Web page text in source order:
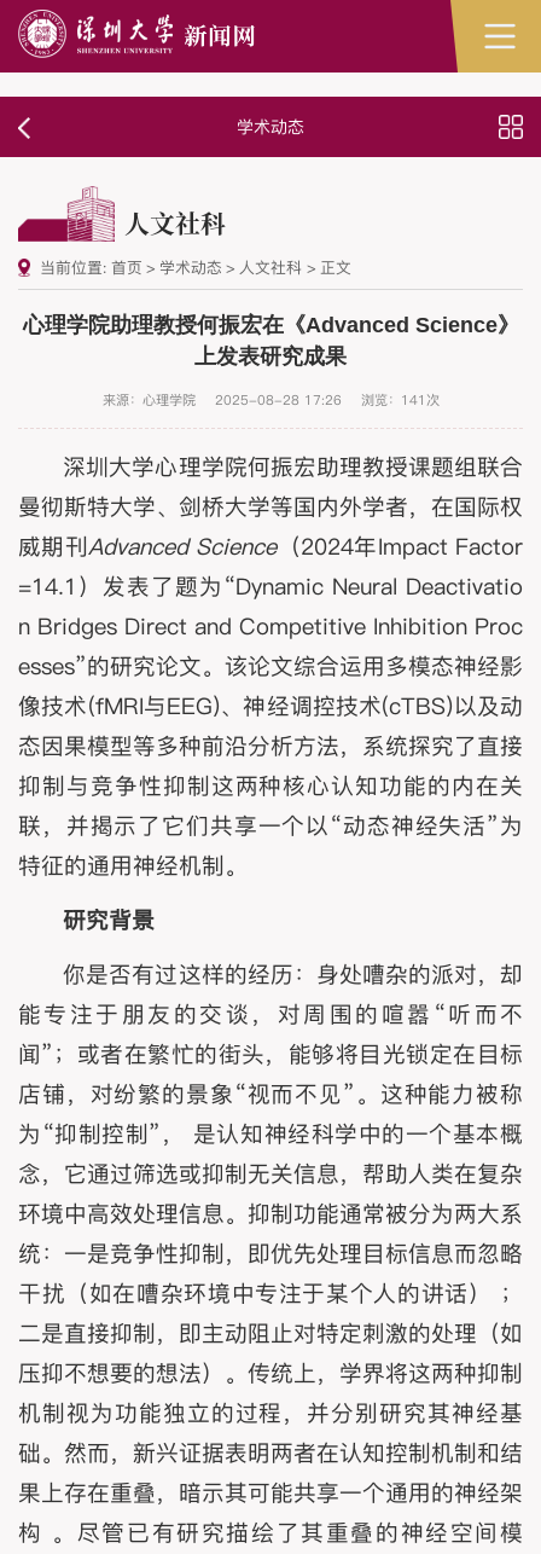
学术动态
人文社科
当前位置: 首页 > 学术动态 > 人文社科 > 正文
心理学院助理教授何振宏在《Advanced Science》
上发表研究成果
来源：心理学院 2025-08-28 17:26 浏览： 141 次
深圳大学心理学院何振宏助理教授课题组联合
曼彻斯特大学、剑桥大学等国内外学者，在国际权
威期刊Advanced Science（2024年Impact Factor
=14.1）发表了题为“Dynamic Neural Deactivatio
n Bridges Direct and Competitive Inhibition Proc
esses”的研究论文。该论文综合运用多模态神经影
像技术(fMRI与EEG)、神经调控技术(cTBS)以及动
态因果模型等多种前沿分析方法，系统探究了直接
抑制与竞争性抑制这两种核心认知功能的内在关
联，并揭示了它们共享一个以“动态神经失活”为
特征的通用神经机制。
研究背景
你是否有过这样的经历：身处嘈杂的派对，却
能专注于朋友的交谈，对周围的喧嚣“听而不
闻”；或者在繁忙的街头，能够将目光锁定在目标
店铺，对纷繁的景象“视而不见”。这种能力被称
为“抑制控制”， 是认知神经科学中的一个基本概
念，它通过筛选或抑制无关信息，帮助人类在复杂
环境中高效处理信息。抑制功能通常被分为两大系
统：一是竞争性抑制，即优先处理目标信息而忽略
干扰（如在嘈杂环境中专注于某个人的讲话） ；
二是直接抑制，即主动阻止对特定刺激的处理（如
压抑不想要的想法）。传统上，学界将这两种抑制
机制视为功能独立的过程，并分别研究其神经基
础。然而，新兴证据表明两者在认知控制机制和结
果上存在重叠，暗示其可能共享一个通用的神经架
构 。尽管已有研究描绘了其重叠的神经空间模